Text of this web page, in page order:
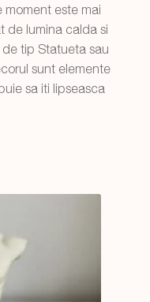
este mai
de lumina calda si
tip Statueta sau
sunt elemente
sa iti lipseasca